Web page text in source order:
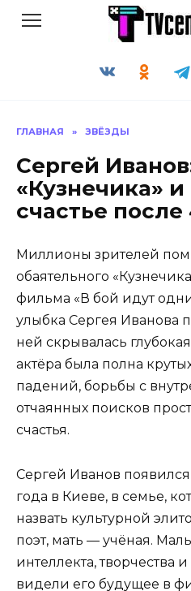
ГЛАВНАЯ » ЗВЁЗДЫ
Сергей
«Кузнечика»
счастье после
Миллионы зрителей
обаятельного
фильма «В бой идут
улыбка Сергея Иванова
ней скрывалась
актёра была полна
падений, борьбы с
отчаянных поисков
счастья.
Сергей Иванов появился
года в Киеве, в семье,
назвать культурной
поэт, мать — учёная.
интеллекта, творчества
видели его будущее в